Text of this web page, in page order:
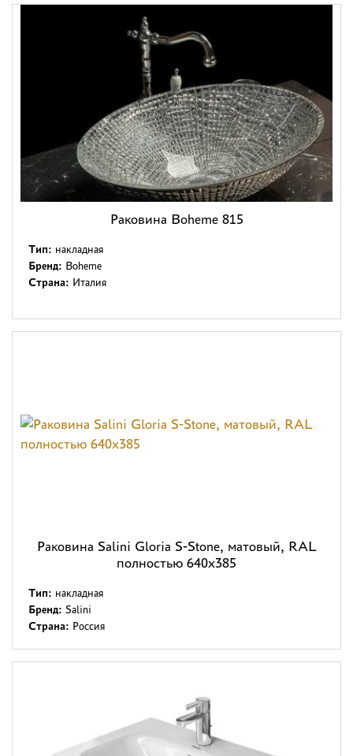
Раковина Boheme 815
Тип: накладная
Бренд: Boheme
Страна: Италия
Раковина Salini Gloria S-Stone, матовый, RAL
полностью 640x385
Тип: накладная
Бренд: Salini
Страна: Россия